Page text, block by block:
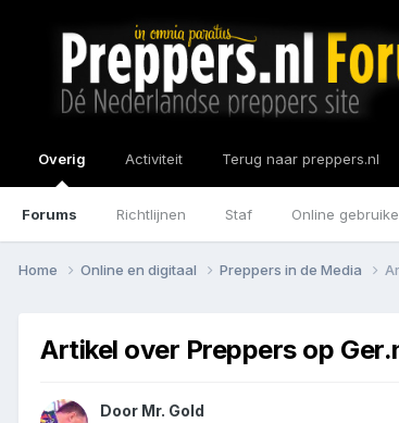
Overig
Forums Richtlijnen Staf Online
Activiteit Terug naar preppers.nl
Home Online en digitaal Preppers in de Media
Artikel over Preppers op
Door Mr. Gold